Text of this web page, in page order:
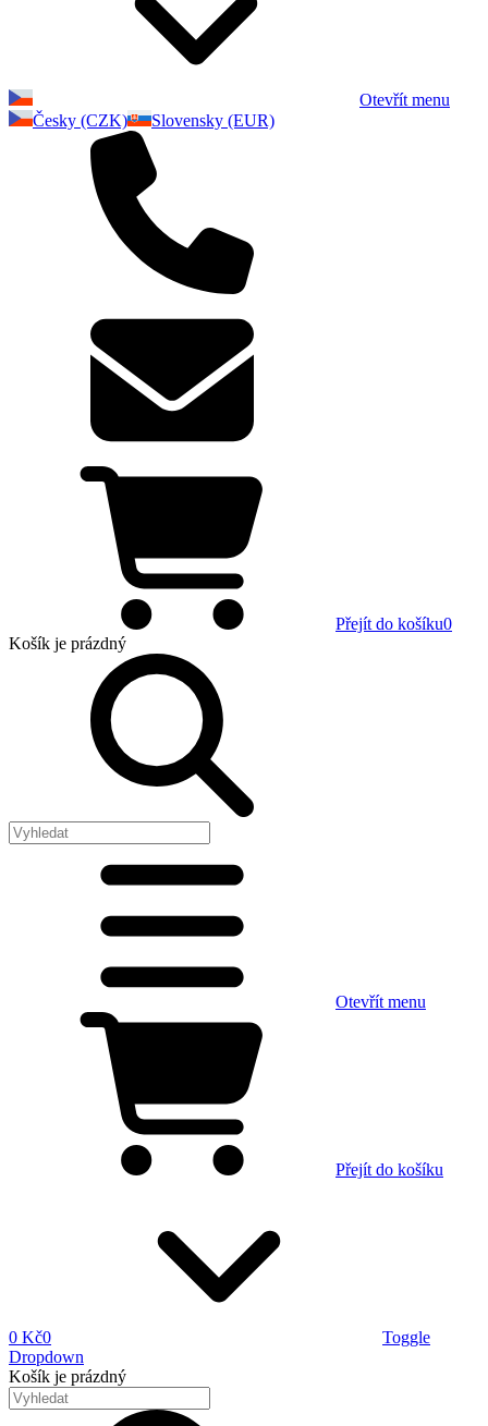
Otevřít menu
Česky (CZK)
Slovensky (EUR)
Přejít do košíku0
Košík je prázdný
Otevřít menu
Přejít do košíku
0 Kč0
Toggle
Dropdown
Košík je prázdný